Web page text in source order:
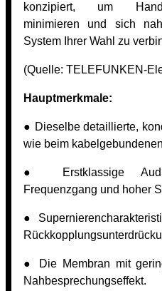
konzipiert, um
minimieren und sich
System Ihrer Wahl zu
(Quelle: TELEFUNKEN-
Hauptmerkmale:
● Dieselbe detaillierte,
wie beim
● Erstklassige
Frequenzgang und hoher
●
● Die Membran mit
Nahbesprechungseffekt.